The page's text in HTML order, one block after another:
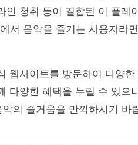
인 청취 등이 결합된 이 플레
서 음악을 즐기는 사용자라
웹사이트를 방문하여 다양
다양한 혜택을 누릴 수 있으
악의 즐거움을 만끽하시기 바